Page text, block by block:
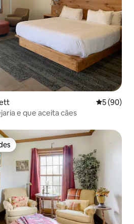
5 de uma
5 (90)
e que aceita cães
dos hóspedes